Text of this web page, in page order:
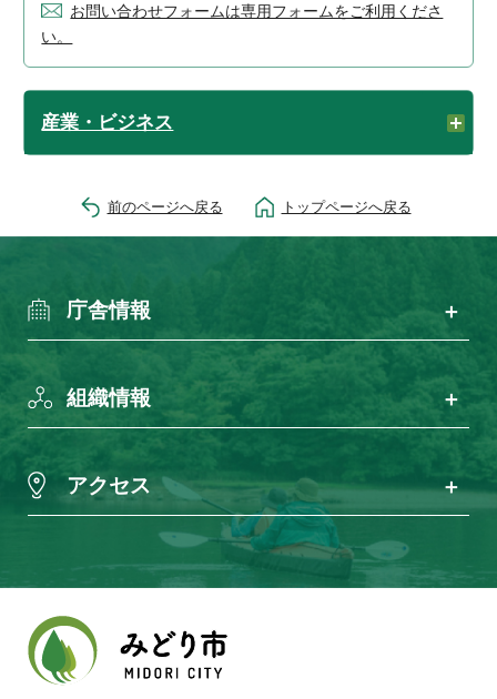
お問い合わせフォームは専用フォームをご利用くださ
い。
産業・ビジネス
前のページへ戻る トップページへ戻る
庁舎情報
組織情報
アクセス